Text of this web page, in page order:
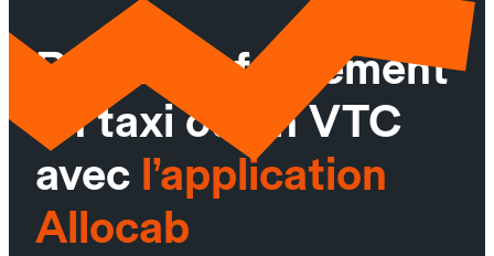
Réservez facilement
un taxi ou un VTC
avec l’application
Allocab